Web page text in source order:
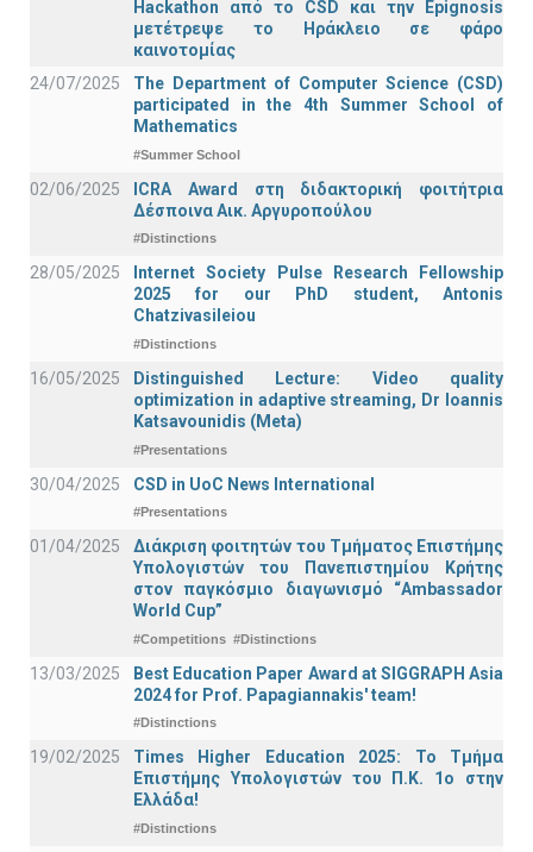
Hackathon από το CSD και την Epignosis
μετέτρεψε το Ηράκλειο σε φάρο
καινοτομίας
24/07/2025
The Department of Computer Science (CSD)
participated in the 4th Summer School of
Mathematics
#Summer School
02/06/2025
ICRA Award στη διδακτορική φοιτήτρια
Δέσποινα Αικ. Αργυροπούλου
#Distinctions
28/05/2025
Internet Society Pulse Research Fellowship
2025 for our PhD student, Antonis
Chatzivasileiou
#Distinctions
16/05/2025
Distinguished Lecture: Video quality
optimization in adaptive streaming, Dr Ioannis
Katsavounidis (Meta)
#Presentations
30/04/2025 CSD in UoC News International
#Presentations
01/04/2025
Διάκριση φοιτητών του Τμήματος Επιστήμης
Υπολογιστών του Πανεπιστημίου Κρήτης
στον παγκόσμιο διαγωνισμό “Ambassador
World Cup”
#Competitions #Distinctions
13/03/2025
Best Education Paper Award at SIGGRAPH Asia
2024 for Prof. Papagiannakis' team!
#Distinctions
19/02/2025
Times Higher Education 2025: Το Τμήμα
Επιστήμης Υπολογιστών του Π.Κ. 1ο στην
Ελλάδα!
#Distinctions